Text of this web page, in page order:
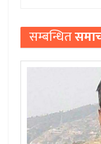
सम्बन्धित